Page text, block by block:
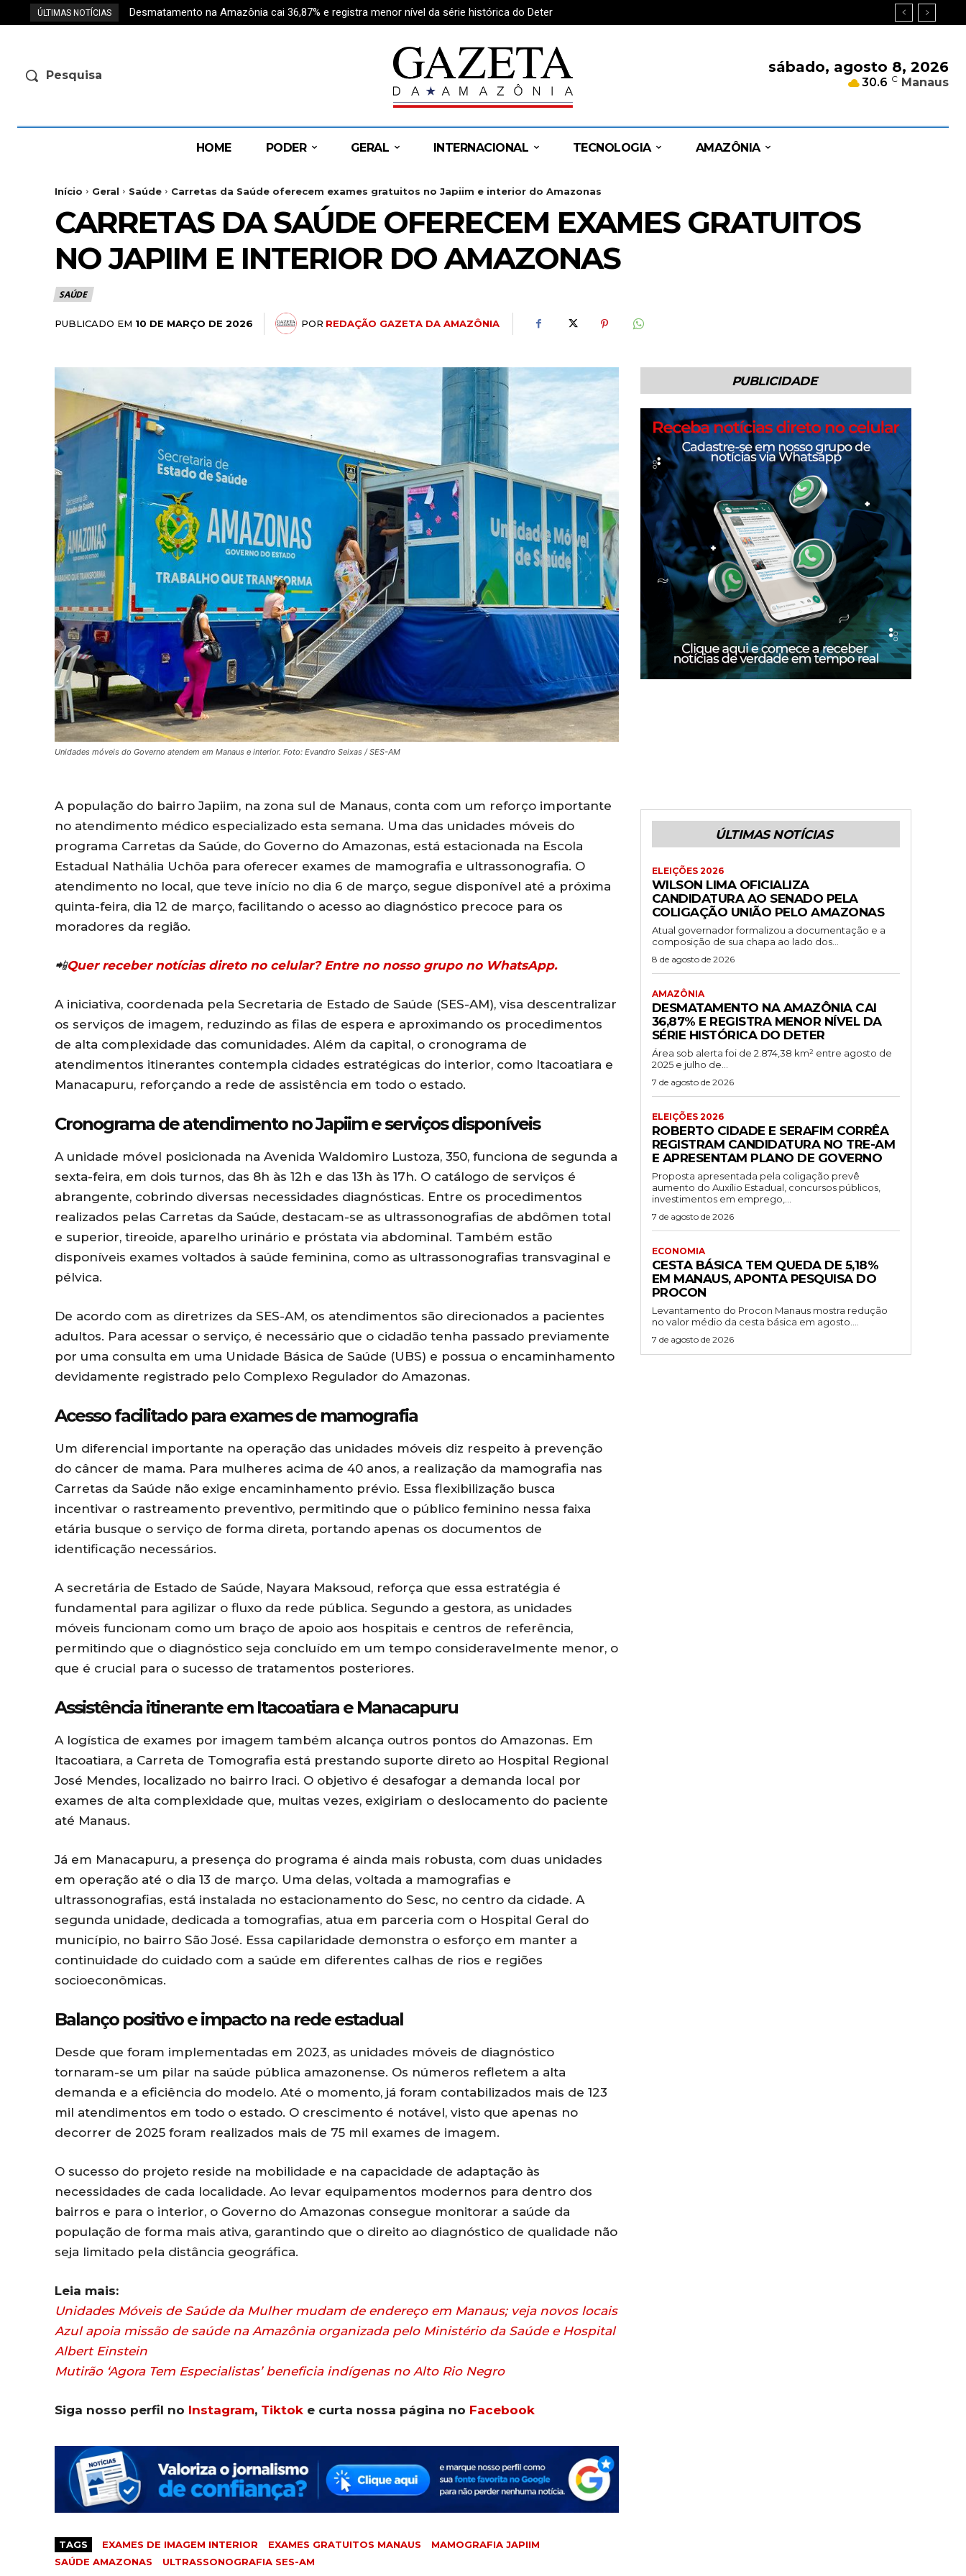
ÚLTIMAS NOTÍCIAS Desmatamento na Amazônia cai 36,87% e registra menor nível da série histórica do Deter
Roberto Cidade e Serafim Corrêa registram candidatura no TRE-AM e apresentam plano de governo
Pesquisa sábado, agosto 8, 2026
30.6 C Manaus
HOME PODER GERAL INTERNACIONAL TECNOLOGIA AMAZÔNIA
Início Geral Saúde Carretas da Saúde oferecem exames gratuitos no Japiim e interior do Amazonas
CARRETAS DA SAÚDE OFERECEM EXAMES GRATUITOS
NO JAPIIM E INTERIOR DO AMAZONAS
SAÚDE
PUBLICADO EM 10 DE MARÇO DE 2026 POR REDAÇÃO GAZETA DA AMAZÔNIA
Unidades móveis do Governo atendem em Manaus e interior. Foto: Evandro Seixas / SES-AM
PUBLICIDADE
A população do bairro Japiim, na zona sul de Manaus, conta com um reforço importante
no atendimento médico especializado esta semana. Uma das unidades móveis do
programa Carretas da Saúde, do Governo do Amazonas, está estacionada na Escola
Estadual Nathália Uchôa para oferecer exames de mamografia e ultrassonografia. O
atendimento no local, que teve início no dia 6 de março, segue disponível até a próxima
quinta-feira, dia 12 de março, facilitando o acesso ao diagnóstico precoce para os
moradores da região.
📲Quer receber notícias direto no celular? Entre no nosso grupo no WhatsApp.
A iniciativa, coordenada pela Secretaria de Estado de Saúde (SES-AM), visa descentralizar
os serviços de imagem, reduzindo as filas de espera e aproximando os procedimentos
de alta complexidade das comunidades. Além da capital, o cronograma de
atendimentos itinerantes contempla cidades estratégicas do interior, como Itacoatiara e
Manacapuru, reforçando a rede de assistência em todo o estado.
Cronograma de atendimento no Japiim e serviços disponíveis
A unidade móvel posicionada na Avenida Waldomiro Lustoza, 350, funciona de segunda a
sexta-feira, em dois turnos, das 8h às 12h e das 13h às 17h. O catálogo de serviços é
abrangente, cobrindo diversas necessidades diagnósticas. Entre os procedimentos
realizados pelas Carretas da Saúde, destacam-se as ultrassonografias de abdômen total
e superior, tireoide, aparelho urinário e próstata via abdominal. Também estão
disponíveis exames voltados à saúde feminina, como as ultrassonografias transvaginal e
pélvica.
De acordo com as diretrizes da SES-AM, os atendimentos são direcionados a pacientes
adultos. Para acessar o serviço, é necessário que o cidadão tenha passado previamente
por uma consulta em uma Unidade Básica de Saúde (UBS) e possua o encaminhamento
devidamente registrado pelo Complexo Regulador do Amazonas.
Acesso facilitado para exames de mamografia
Um diferencial importante na operação das unidades móveis diz respeito à prevenção
do câncer de mama. Para mulheres acima de 40 anos, a realização da mamografia nas
Carretas da Saúde não exige encaminhamento prévio. Essa flexibilização busca
incentivar o rastreamento preventivo, permitindo que o público feminino nessa faixa
etária busque o serviço de forma direta, portando apenas os documentos de
identificação necessários.
A secretária de Estado de Saúde, Nayara Maksoud, reforça que essa estratégia é
fundamental para agilizar o fluxo da rede pública. Segundo a gestora, as unidades
móveis funcionam como um braço de apoio aos hospitais e centros de referência,
permitindo que o diagnóstico seja concluído em um tempo consideravelmente menor, o
que é crucial para o sucesso de tratamentos posteriores.
Assistência itinerante em Itacoatiara e Manacapuru
A logística de exames por imagem também alcança outros pontos do Amazonas. Em
Itacoatiara, a Carreta de Tomografia está prestando suporte direto ao Hospital Regional
José Mendes, localizado no bairro Iraci. O objetivo é desafogar a demanda local por
exames de alta complexidade que, muitas vezes, exigiriam o deslocamento do paciente
até Manaus.
Já em Manacapuru, a presença do programa é ainda mais robusta, com duas unidades
em operação até o dia 13 de março. Uma delas, voltada a mamografias e
ultrassonografias, está instalada no estacionamento do Sesc, no centro da cidade. A
segunda unidade, dedicada a tomografias, atua em parceria com o Hospital Geral do
município, no bairro São José. Essa capilaridade demonstra o esforço em manter a
continuidade do cuidado com a saúde em diferentes calhas de rios e regiões
socioeconômicas.
Balanço positivo e impacto na rede estadual
Desde que foram implementadas em 2023, as unidades móveis de diagnóstico
tornaram-se um pilar na saúde pública amazonense. Os números refletem a alta
demanda e a eficiência do modelo. Até o momento, já foram contabilizados mais de 123
mil atendimentos em todo o estado. O crescimento é notável, visto que apenas no
decorrer de 2025 foram realizados mais de 75 mil exames de imagem.
O sucesso do projeto reside na mobilidade e na capacidade de adaptação às
necessidades de cada localidade. Ao levar equipamentos modernos para dentro dos
bairros e para o interior, o Governo do Amazonas consegue monitorar a saúde da
população de forma mais ativa, garantindo que o direito ao diagnóstico de qualidade não
seja limitado pela distância geográfica.
Leia mais:
Unidades Móveis de Saúde da Mulher mudam de endereço em Manaus; veja novos locais
Azul apoia missão de saúde na Amazônia organizada pelo Ministério da Saúde e Hospital
Albert Einstein
Mutirão ‘Agora Tem Especialistas’ beneficia indígenas no Alto Rio Negro
Siga nosso perfil no Instagram, Tiktok e curta nossa página no Facebook
TAGS EXAMES DE IMAGEM INTERIOR EXAMES GRATUITOS MANAUS
MAMOGRAFIA JAPIIM
SAÚDE AMAZONAS
ULTRASSONOGRAFIA SES-AM
ÚLTIMAS NOTÍCIAS
ELEIÇÕES 2026
WILSON LIMA OFICIALIZA
CANDIDATURA AO SENADO PELA
COLIGAÇÃO UNIÃO PELO AMAZONAS
Atual governador formalizou a documentação e a
composição de sua chapa ao lado dos...
8 de agosto de 2026
AMAZÔNIA
DESMATAMENTO NA AMAZÔNIA CAI
36,87% E REGISTRA MENOR NÍVEL DA
SÉRIE HISTÓRICA DO DETER
Área sob alerta foi de 2.874,38 km² entre agosto de
2025 e julho de...
7 de agosto de 2026
ELEIÇÕES 2026
ROBERTO CIDADE E SERAFIM CORRÊA
REGISTRAM CANDIDATURA NO TRE-AM
E APRESENTAM PLANO DE GOVERNO
Proposta apresentada pela coligação prevê
aumento do Auxílio Estadual, concursos públicos,
investimentos em emprego,...
7 de agosto de 2026
ECONOMIA
CESTA BÁSICA TEM QUEDA DE 5,18%
EM MANAUS, APONTA PESQUISA DO
PROCON
Levantamento do Procon Manaus mostra redução
no valor médio da cesta básica em agosto....
7 de agosto de 2026